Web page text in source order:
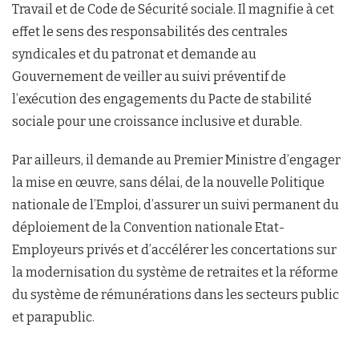
Travail et de Code de Sécurité sociale. Il magnifie à cet
effet le sens des responsabilités des centrales
syndicales et du patronat et demande au
Gouvernement de veiller au suivi préventif de
l’exécution des engagements du Pacte de stabilité
sociale pour une croissance inclusive et durable.
Par ailleurs, il demande au Premier Ministre d’engager
la mise en œuvre, sans délai, de la nouvelle Politique
nationale de l’Emploi, d’assurer un suivi permanent du
déploiement de la Convention nationale Etat-
Employeurs privés et d’accélérer les concertations sur
la modernisation du système de retraites et la réforme
du système de rémunérations dans les secteurs public
et parapublic.